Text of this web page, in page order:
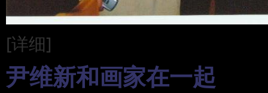
[详细]
尹维新和画家在一起